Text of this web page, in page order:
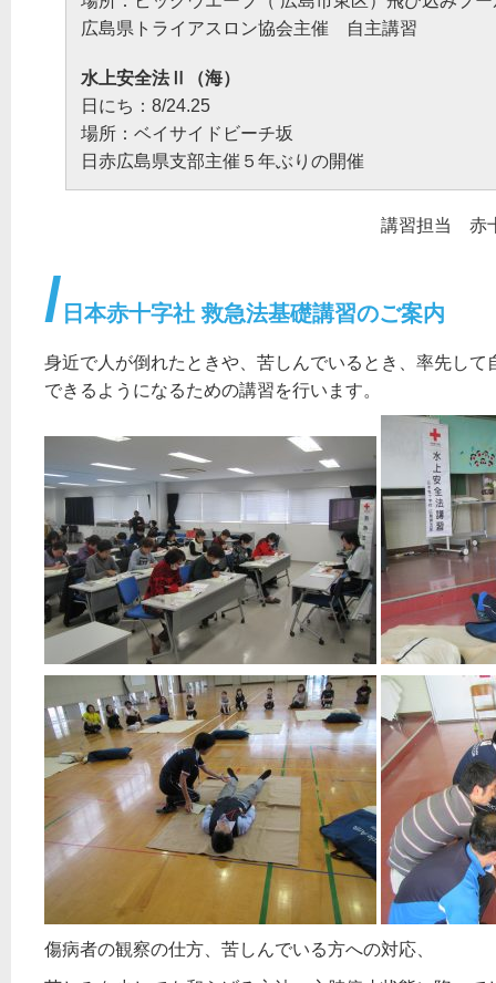
広島県トライアスロン協会主催 自主講習
水上安全法Ⅱ（海）
日にち：8/24.25
場所：ベイサイドビーチ坂
日赤広島県支部主催５年ぶりの開催
講習担当 赤
日本赤十字社 救急法基礎講習のご案内
身近で人が倒れたときや、苦しんでいるとき、率先して
できるようになるための講習を行います。
傷病者の観察の仕方、苦しんでいる方への対応、